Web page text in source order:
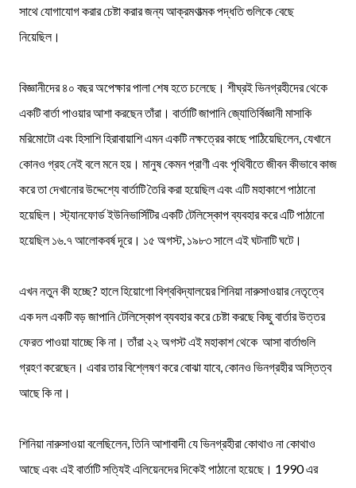
সাথে যোগাযোগ করার চেষ্টা করার জন্য আক্রমণাত্মক পদ্ধতি গুলিকে বেছে
নিয়েছিল।
বিজ্ঞানীদের ৪০ বছর অপেক্ষার পালা শেষ হতে চলেছে। শীঘ্রই ভিনগ্রহীদের থেকে
একটি বার্তা পাওয়ার আশা করছেন তাঁরা। বার্তাটি জাপানি জ্যোতির্বিজ্ঞানী মাসাকি
মরিমোটো এবং হিসাশি হিরাবায়াশি এমন একটি নক্ষত্রের কাছে পাঠিয়েছিলেন, যেখানে
কোনও গ্রহ নেই বলে মনে হয়। মানুষ কেমন প্রাণী এবং পৃথিবীতে জীবন কীভাবে কাজ
করে তা দেখানোর উদ্দেশ্যে বার্তাটি তৈরি করা হয়েছিল এবং এটি মহাকাশে পাঠানো
হয়েছিল। স্ট্যানফোর্ড ইউনিভার্সিটির একটি টেলিস্কোপ ব্যবহার করে এটি পাঠানো
হয়েছিল ১৬.৭ আলোকবর্ষ দূরে। ১৫ অগস্ট, ১৯৮৩ সালে এই ঘটনাটি ঘটে।
এখন নতুন কী হচ্ছে? হালে হিয়োগো বিশ্ববিদ্যালয়ের শিনিয়া নারুসাওয়ার নেতৃত্বে
এক দল একটি বড় জাপানি টেলিস্কোপ ব্যবহার করে চেষ্টা করছে কিছু বার্তার উত্তর
ফেরত পাওয়া যাচ্ছে কি না। তাঁরা ২২ অগস্ট এই মহাকাশ থেকে আসা বার্তাগুলি
গ্রহণ করেছেন। এবার তার বিশ্লেষণ করে বোঝা যাবে, কোনও ভিনগ্রহীর অস্তিত্ব
আছে কি না।
শিনিয়া নারুসাওয়া বলেছিলেন, তিনি আশাবাদী যে ভিনগ্রহীরা কোথাও না কোথাও
আছে এবং এই বার্তাটি সত্যিই এলিয়েনদের দিকেই পাঠানো হয়েছে। 1990 এর